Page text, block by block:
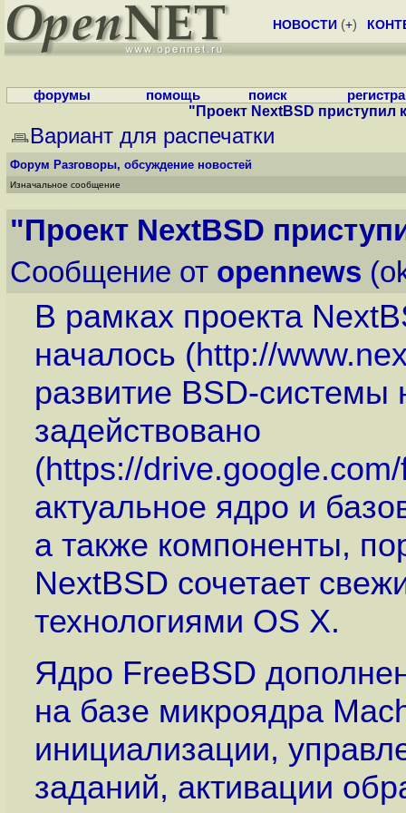
НОВОСТИ (+)
форумы помощь поиск
"Проект NextBSD приступил
Вариант для распечатки
Форум Разговоры, обсуждение новостей
Изначальное сообщение
"Проект NextBSD
Сообщение от opennews
В рамках проекта
началось (http://
развитие BSD-системы
задействовано
(https://
актуальное ядро и
а также компоненты,
NextBSD сочетает
технологиями OS X.
Ядро FreeBSD
на базе микроядра
инициализации,
заданий, активации